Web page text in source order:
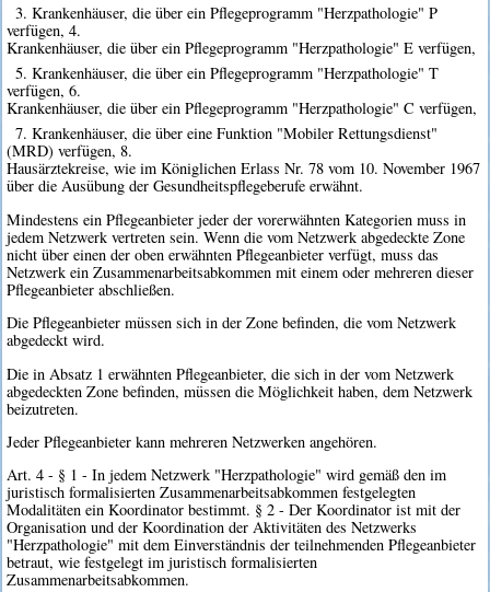
3. Krankenhäuser, die über ein Pflegeprogramm "Herzpathologie" P
verfügen, 4.
Krankenhäuser, die über ein Pflegeprogramm "Herzpathologie" E verfügen,
5. Krankenhäuser, die über ein Pflegeprogramm "Herzpathologie" T
verfügen, 6.
Krankenhäuser, die über ein Pflegeprogramm "Herzpathologie" C verfügen,
7. Krankenhäuser, die über eine Funktion "Mobiler Rettungsdienst"
(MRD) verfügen, 8.
Hausärztekreise, wie im Königlichen Erlass Nr. 78 vom 10. November 1967
über die Ausübung der Gesundheitspflegeberufe erwähnt.
Mindestens ein Pflegeanbieter jeder der vorerwähnten Kategorien muss in
jedem Netzwerk vertreten sein. Wenn die vom Netzwerk abgedeckte Zone
nicht über einen der oben erwähnten Pflegeanbieter verfügt, muss das
Netzwerk ein Zusammenarbeitsabkommen mit einem oder mehreren dieser
Pflegeanbieter abschließen.
Die Pflegeanbieter müssen sich in der Zone befinden, die vom Netzwerk
abgedeckt wird.
Die in Absatz 1 erwähnten Pflegeanbieter, die sich in der vom Netzwerk
abgedeckten Zone befinden, müssen die Möglichkeit haben, dem Netzwerk
beizutreten.
Jeder Pflegeanbieter kann mehreren Netzwerken angehören.
Art. 4 - § 1 - In jedem Netzwerk "Herzpathologie" wird gemäß den im
juristisch formalisierten Zusammenarbeitsabkommen festgelegten
Modalitäten ein Koordinator bestimmt. § 2 - Der Koordinator ist mit der
Organisation und der Koordination der Aktivitäten des Netzwerks
"Herzpathologie" mit dem Einverständnis der teilnehmenden Pflegeanbieter
betraut, wie festgelegt im juristisch formalisierten
Zusammenarbeitsabkommen.